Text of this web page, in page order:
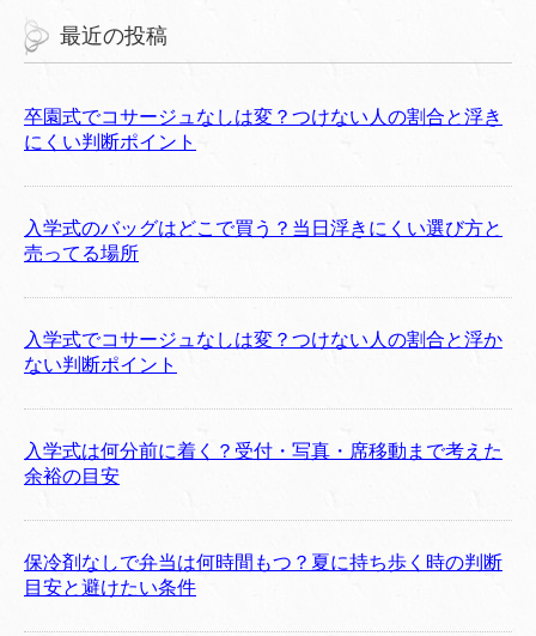
最近の投稿
卒園式でコサージュなしは変？つけない人の割合と浮き
にくい判断ポイント
入学式のバッグはどこで買う？当日浮きにくい選び方と
売ってる場所
入学式でコサージュなしは変？つけない人の割合と浮か
ない判断ポイント
入学式は何分前に着く？受付・写真・席移動まで考えた
余裕の目安
保冷剤なしで弁当は何時間もつ？夏に持ち歩く時の判断
目安と避けたい条件